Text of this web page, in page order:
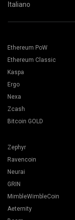
Italiano
Ethereum PoW
Ethereum Classic
Kaspa
Ergo
Nexa
Zcash
Bitcoin GOLD
Zephyr
Ravencoin
Neurai
GRIN
MimbleWimbleCoin
Aeternity